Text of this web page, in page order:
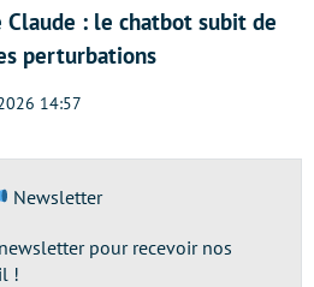
Claude : le chatbot subit de
perturbations
14:57
Newsletter
pour recevoir nos
!